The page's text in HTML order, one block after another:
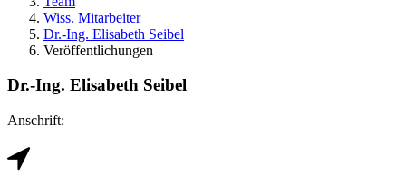
Wiss. Mitarbeiter
Dr.-Ing. Elisabeth Seibel
Veröffentlichungen
Dr.-Ing. Elisabeth Seibel
Anschrift: